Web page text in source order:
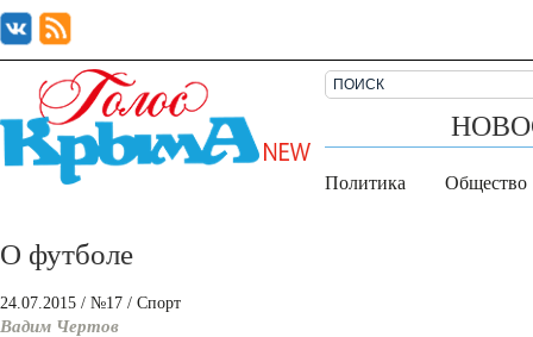
Политика Общество
О футболе
24.07.2015 / №17 / Спорт
Вадим Чертов